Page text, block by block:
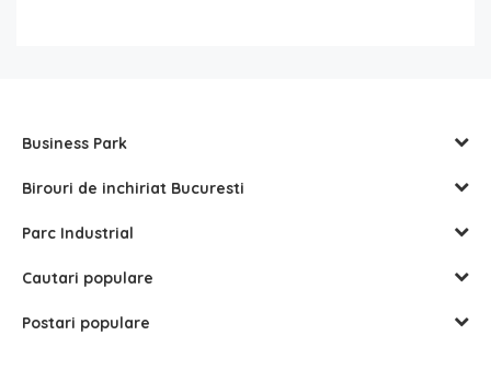
Business Park
Birouri de inchiriat Bucuresti
Parc Industrial
Cautari populare
Postari populare